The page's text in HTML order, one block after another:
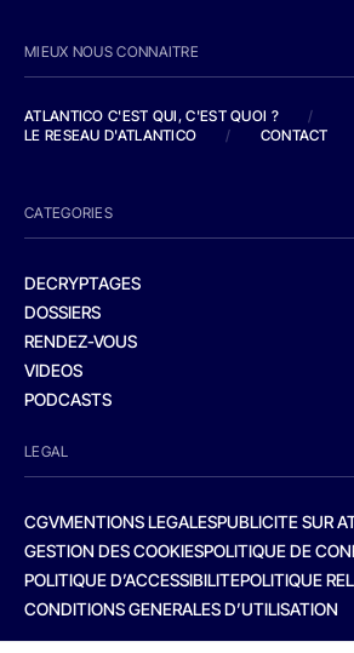
MIEUX NOUS CONNAITRE
ATLANTICO C'EST QUI, C'EST QUOI ?
/
LE RESEAU D'ATLANTICO
/ CONTACT
CATEGORIES
DECRYPTAGES
DOSSIERS
RENDEZ-VOUS
VIDEOS
PODCASTS
LEGAL
CGVMENTIONS LEGALESPUBLICITE SUR
GESTION DES COOKIESPOLITIQUE DE
POLITIQUE D’ACCESSIBILITEPOLITIQUE
CONDITIONS GENERALES D’UTILISATION